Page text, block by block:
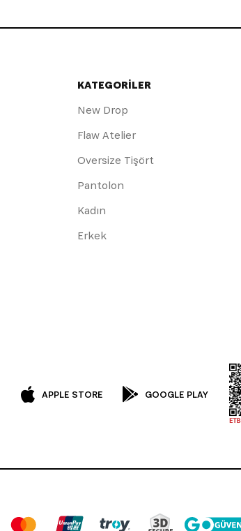
KATEGORİLER
New Drop
Flaw Atelier
Oversize Tişört
Pantolon
Kadın
Erkek
APPLE STORE GOOGLE PLAY